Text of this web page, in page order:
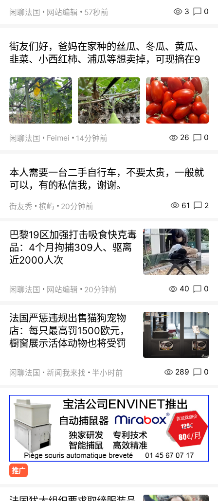
闲聊法国 网站编辑 57秒前 3 0
街友们好，爸妈在家种的丝瓜、冬瓜、黄瓜、
韭菜、小西红柿、浦瓜等想卖掉，可现摘在9
闲聊法国 Feimei 14分钟前 26 0
本人需要一台二手自行车，不要太贵，一般就
可以，有的私信我，谢谢。
街友秀 槟屿 20分钟前 61 2
巴黎19区加强打击吸食快克毒
品：4个月拘捕309人、驱离
近2000人次
闲聊法国 网站编辑 20分钟前 40 0
法国严惩违规出售猫狗宠物
店：每只最高罚1500欧元，
橱窗展示活体动物也将受罚
闲聊法国 新闻我来找 半小时前 289 0
推广